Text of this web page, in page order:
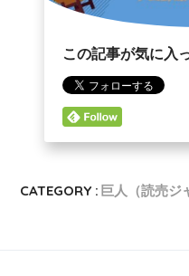
この記事が気に入
CATEGORY : 巨人（読売ジ